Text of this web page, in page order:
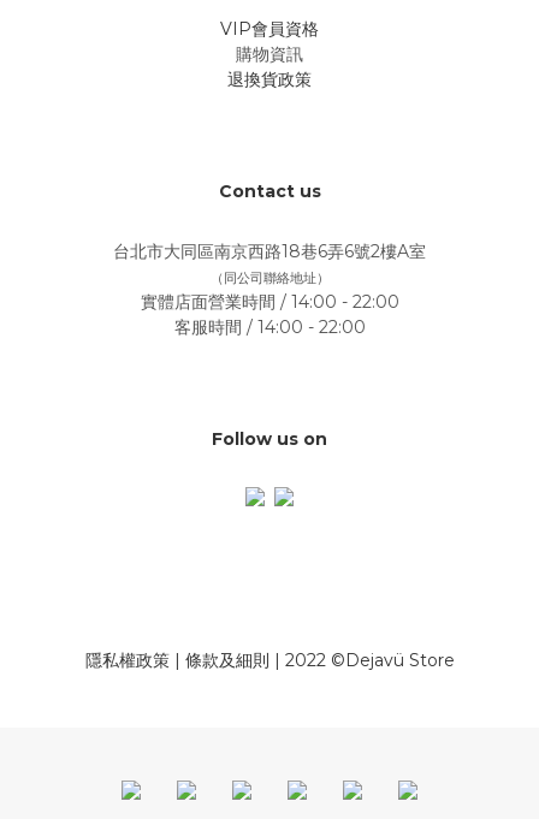
VIP會員資格
購物資訊
退換貨政策
Contact us
台北市大同區南京西路18巷6弄6號2樓A室
（同公司聯絡地址）
實體店面營業時間 / 14:00 - 22:00
客服時間 / 14:00 - 22:00
Follow us on
隱私權政策| 條款及細則 | 2022 ©Dejavü Store